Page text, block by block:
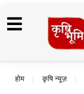
होम कृषि न्यूज़